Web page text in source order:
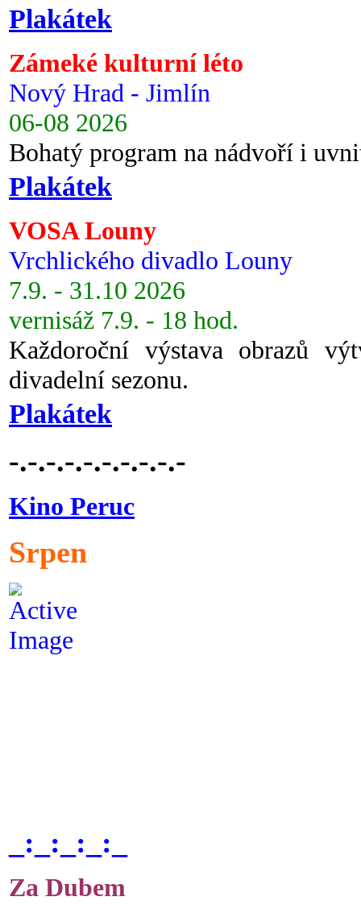
Plakátek
Zámeké kulturní léto
Nový Hrad - Jimlín
06-08 2026
Bohatý program na nádvoří i
Plakátek
VOSA Louny
Vrchlického divadlo Louny
7.9. - 31.10 2026
vernisáž 7.9. - 18 hod.
Každoroční výstava obrazů
divadelní sezonu.
Plakátek
-.-.-.-.-.-.-.-.-.-
Kino Peruc
Srpen
_:_:_:_:_
Za Dubem